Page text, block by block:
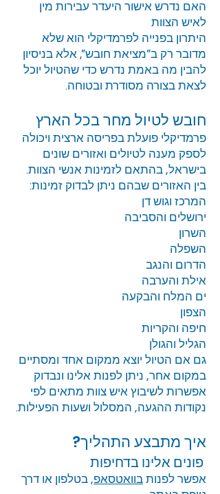
האם נדרש אישור היעדר עבירות מין
לאיש הצוות
היתרון בפנייה לפרמדיקלי הוא שלא
מדובר רק ב”מציאת חובש”, אלא בניסיון
להבין מה באמת נדרש כדי שהטיול יוכל
לצאת בצורה מסודרת ובטוחה.
חובש לטיול מחר בכל הארץ
פרמדיקלי פועלת בפריסה ארצית ויכולה
לספק מענה לטיולים ואזורים שונים
בישראל, בהתאם לזמינות אנשי הצוות.
בין האזורים שבהם ניתן לבדוק זמינות:
המרכז וגוש דן
ירושלים והסביבה
השרון
השפלה
הדרום והנגב
אילת והערבה
ים המלח והבקעה
הצפון
חיפה והקריות
הגליל והגולן
גם אם הטיול יוצא ממקום אחד ומסתיים
במקום אחר, ניתן לפנות אלינו ונבדוק
אפשרות לשיבוץ איש צוות מתאים לפי
נקודות ההגעה, המסלול ושעות הפעילות.
איך מתבצע התהליך?
פונים אלינו בדחיפות
אפשר לפנות בוואטסאפ, בטלפון או דרך